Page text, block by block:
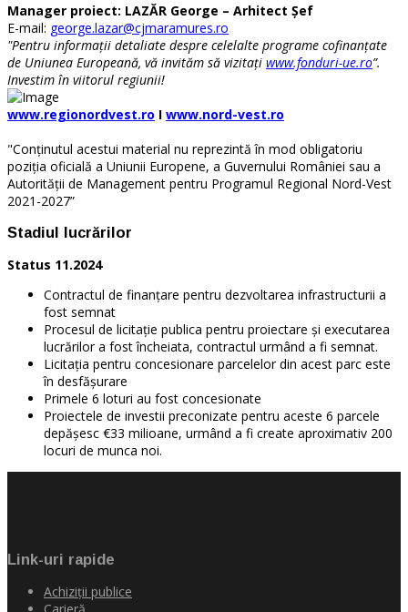
Manager proiect: LAZĂR George – Arhitect Șef
E-mail: george.lazar@cjmaramures.ro
"Pentru informații detaliate despre celelalte programe cofinanțate
de Uniunea Europeană, vă invităm să vizitați www.fonduri-ue.ro”.
Investim în viitorul regiunii!
www.regionordvest.ro I www.nord-vest.ro
"Conținutul acestui material nu reprezintă în mod obligatoriu
poziția oficială a Uniunii Europene, a Guvernului României sau a
Autorității de Management pentru Programul Regional Nord-Vest
2021-2027”
Stadiul lucrărilor
Status 11.2024
Contractul de finanțare pentru dezvoltarea infrastructurii a
fost semnat
Procesul de licitație publica pentru proiectare și executarea
lucrărilor a fost încheiata, contractul urmând a fi semnat.
Licitația pentru concesionare parcelelor din acest parc este
în desfășurare
Primele 6 loturi au fost concesionate
Proiectele de investii preconizate pentru aceste 6 parcele
depășesc €33 milioane, urmând a fi create aproximativ 200
locuri de munca noi.
Link-uri rapide
Achiziţii publice